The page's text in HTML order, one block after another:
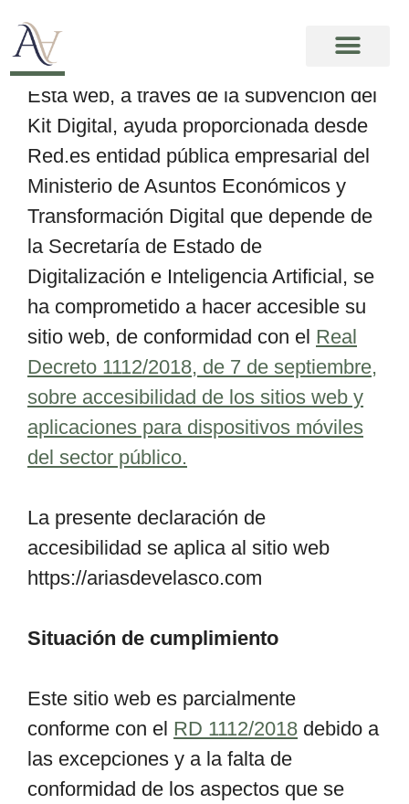
Accesibilidad
Esta web, a través de la subvención del
Kit Digital, ayuda proporcionada desde
Red.es entidad pública empresarial del
Ministerio de Asuntos Económicos y
Transformación Digital que depende de
la Secretaría de Estado de
Digitalización e Inteligencia Artificial, se
ha comprometido a hacer accesible su
sitio web, de conformidad con el Real
Decreto 1112/2018, de 7 de septiembre,
sobre accesibilidad de los sitios web y
aplicaciones para dispositivos móviles
del sector público.
La presente declaración de
accesibilidad se aplica al sitio web
https://ariasdevelasco.com
Situación de cumplimiento
Este sitio web es parcialmente
conforme con el RD 1112/2018 debido a
las excepciones y a la falta de
conformidad de los aspectos que se